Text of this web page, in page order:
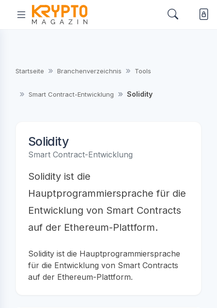
Startseite Branchenverzeichnis Tools
Smart Contract-Entwicklung Solidity
Solidity
Smart Contract-Entwicklung
Solidity ist die
Hauptprogrammiersprache für die
Entwicklung von Smart Contracts
auf der Ethereum-Plattform.
Solidity ist die Hauptprogrammiersprache
für die Entwicklung von Smart Contracts
auf der Ethereum-Plattform.